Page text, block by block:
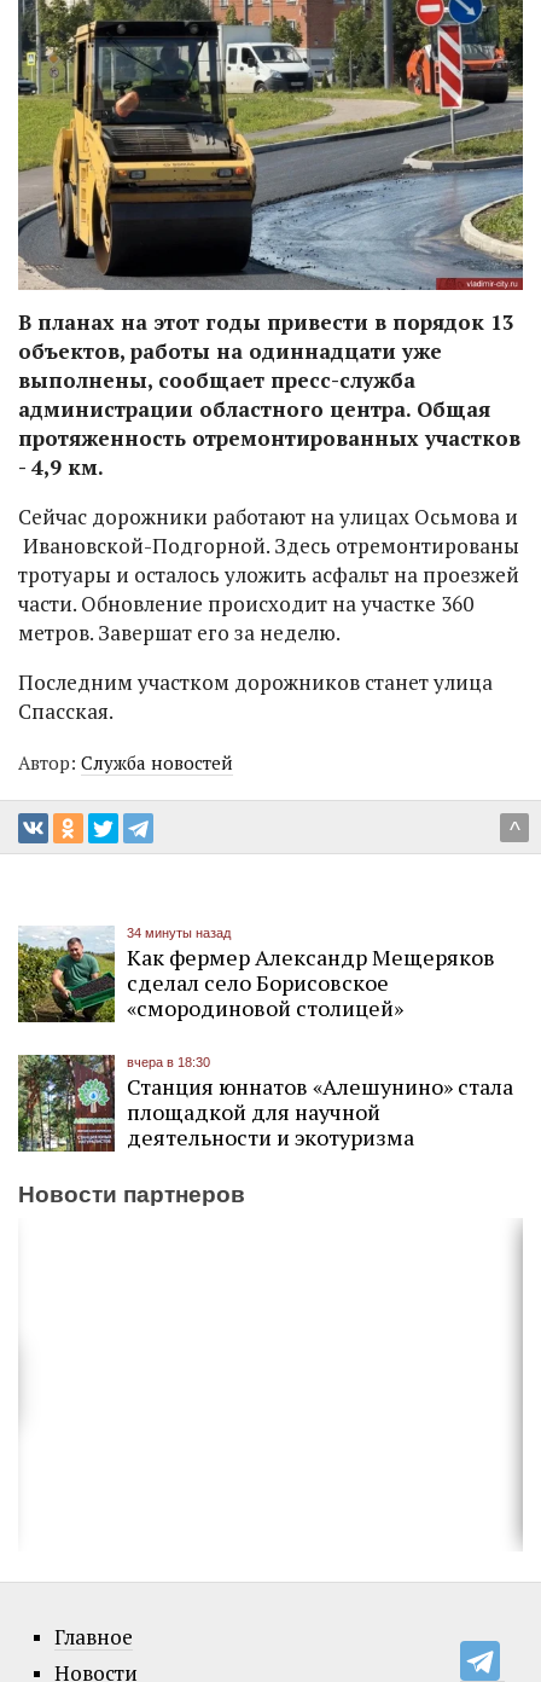
В планах на этот годы привести в порядок 13
объектов, работы на одиннадцати уже
выполнены, сообщает пресс-служба
администрации областного центра. Общая
протяженность отремонтированных участков
- 4,9 км.
Сейчас дорожники работают на улицах Осьмова и
Ивановской-Подгорной. Здесь отремонтированы
тротуары и осталось уложить асфальт на проезжей
части. Обновление происходит на участке 360
метров. Завершат его за неделю.
Последним участком дорожников станет улица
Спасская.
Автор: Служба новостей
^
34 минуты назад
Как фермер Александр Мещеряков
сделал село Борисовское
«смородиновой столицей»
вчера в 18:30
Станция юннатов «Алешунино» стала
площадкой для научной
деятельности и экотуризма
Новости партнеров
Главное
Новости